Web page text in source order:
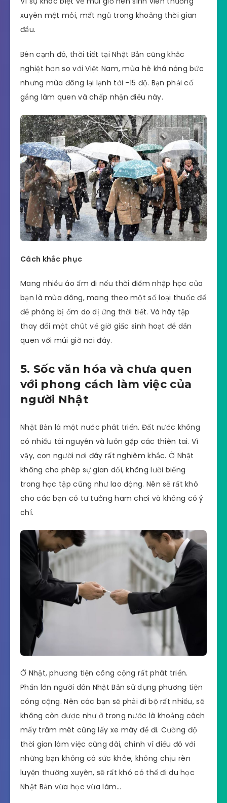
xuyên mệt mỏi, mất ngủ trong khoảng thời gian
đầu.
Bên cạnh đó, thời tiết tại Nhật Bản cũng khắc
nghiệt hơn so với Việt Nam, mùa hè khá nóng bức
nhưng mùa đông lại lạnh tới -15 độ. Bạn phải cố
gắng làm quen và chấp nhận điều này.
Cách khắc phục
Mang nhiều áo ấm đi nếu thời điểm nhập học của
bạn là mùa đông, mang theo một số loại thuốc để
đề phòng bị ốm do dị ứng thời tiết. Và hãy tập
thay đổi một chút về giờ giấc sinh hoạt để dần
quen với múi giờ nơi đây.
5. Sốc văn hóa và chưa quen
với phong cách làm việc của
người Nhật
Nhật Bản là một nước phát triển. Đất nước không
có nhiều tài nguyên và luôn gặp các thiên tai. Vì
vậy, con người nơi đây rất nghiêm khắc. Ở Nhật
không cho phép sự gian dối, không lười biếng
trong học tập cũng như lao động. Nên sẽ rất khó
cho các bạn có tư tưởng ham chơi và không có ý
chí.
Ở Nhật, phương tiện công cộng rất phát triển.
Phần lớn người dân Nhật Bản sử dụng phương tiện
công cộng. Nên các bạn sẽ phải đi bộ rất nhiều, sẽ
không còn được như ở trong nước là khoảng cách
mấy trăm mét cũng lấy xe máy để đi. Cường độ
thời gian làm việc cũng dài, chính vì điều đó với
những bạn không có sức khỏe, không chịu rèn
luyện thường xuyên, sẽ rất khó có thể đi du học
Nhật Bản vừa học vừa làm…